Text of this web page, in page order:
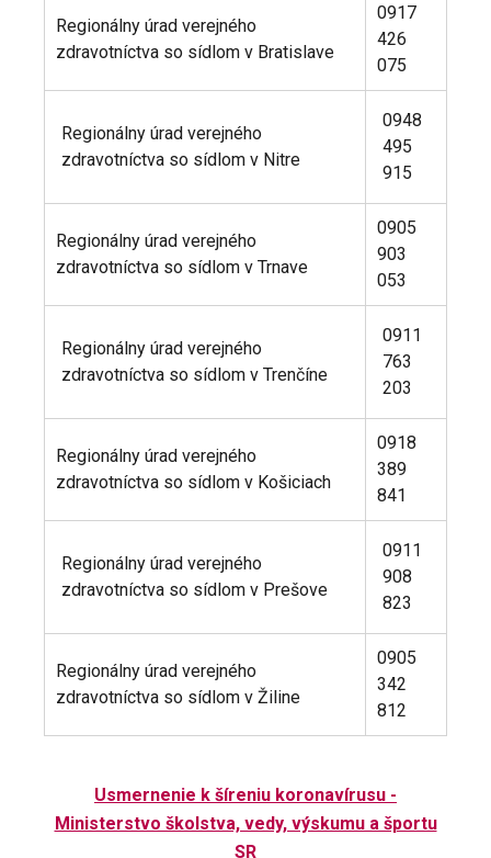
Regionálny úrad verejného
zdravotníctva so sídlom v Bratislave
0917
426
075
Regionálny úrad verejného
zdravotníctva so sídlom v Nitre
0948
495
915
Regionálny úrad verejného
zdravotníctva so sídlom v Trnave
0905
903
053
Regionálny úrad verejného
zdravotníctva so sídlom v Trenčíne
0911
763
203
Regionálny úrad verejného
zdravotníctva so sídlom v Košiciach
0918
389
841
Regionálny úrad verejného
zdravotníctva so sídlom v Prešove
0911
908
823
Regionálny úrad verejného
zdravotníctva so sídlom v Žiline
0905
342
812
Usmernenie k šíreniu koronavírusu -
Ministerstvo školstva, vedy, výskumu a športu
SR